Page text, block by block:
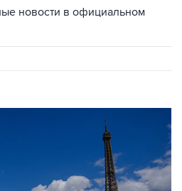
новости в официальном